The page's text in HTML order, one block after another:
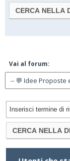
Vai al forum: